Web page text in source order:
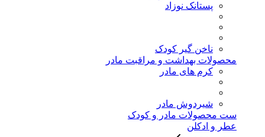
پستانک نوزاد
ناخن گیر کودک
محصولات بهداشت و مراقبت مادر
کرم های مادر
شیردوش مادر
ست محصولات مادر و کودک
عطر و ادکلن